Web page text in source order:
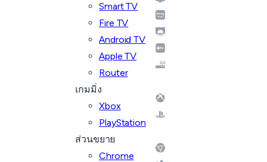
Smart TV
Fire TV
Android TV
Apple TV
Router
เกมมิ่ง
Xbox
PlayStation
ส่วนขยาย
Chrome